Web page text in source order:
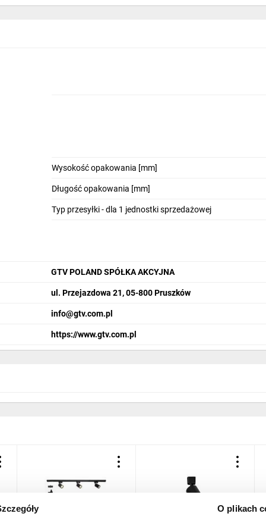
O plikach
Wysokość opakowania [mm]
Długość opakowania [mm]
Typ przesyłki - dla 1 jednostki sprzedażowej
GTV POLAND SPÓŁKA AKCYJNA
ul. Przejazdowa 21, 05-800 Pruszków
info­@gtv.com.pl
https://www.gtv.com.pl